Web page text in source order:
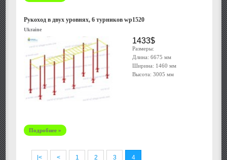
Рукоход в двух уровнях, 6 турников wp1520
Ukraine
1433$
Размеры:
Длина: 6675 мм
Ширина: 1460 мм
Высота: 3005 мм
Подробнее »
|< < 1 2 3 4